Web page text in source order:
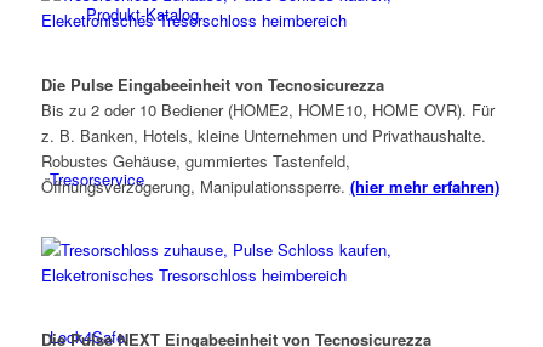
Produkt-Katalog
Tresorservice
Lock4Safe
Die Pulse Eingabeeinheit von Tecnosicurezza
Bis zu 2 oder 10 Bediener (HOME2, HOME10, HOME OVR). Für
z. B. Banken, Hotels, kleine Unternehmen und Privathaushalte.
Robustes Gehäuse, gummiertes Tastenfeld,
Öffnungsverzögerung, Manipulationssperre. (hier mehr erfahren)
Die Pulse NEXT Eingabeeinheit von Tecnosicurezza